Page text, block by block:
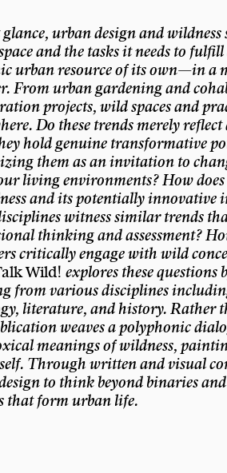
urban design and
and the tasks it needs to
urban resource of its own—in a
From urban gardening and
projects, wild spaces and
Do these trends merely
hold genuine transformative
them as an invitation to
living environments? How
and its potentially innovative
witness similar trends
thinking and assessment?
critically engage with wild
Wild! explores these questions
from various disciplines
literature, and history.
weaves a polyphonic
meanings of wildness,
Through written and visual
to think beyond binaries
that form urban life.